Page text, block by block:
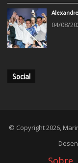
04/08/
Social
© Copyright 2026,
Sobre